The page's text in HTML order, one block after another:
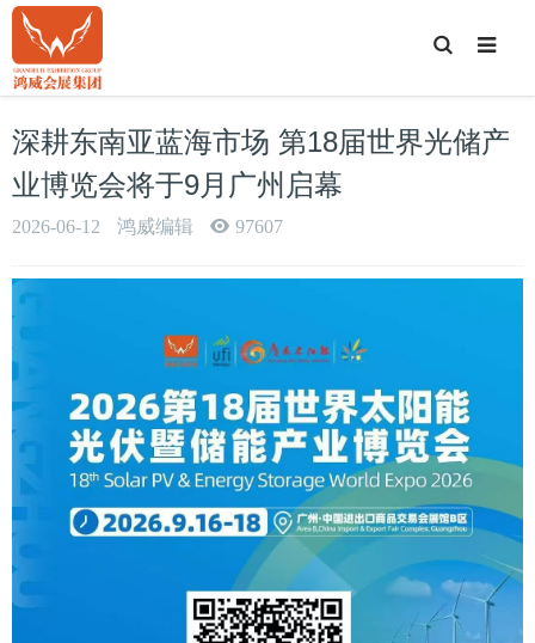
T
o
g
e
S
e
深耕东南亚蓝海市场 第18届世界光储产
业博览会将于9月广州启幕
2026-06-12 鸿威编辑 97607